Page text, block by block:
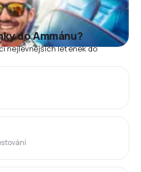
do Ammánu?
nejlevnějších letenek do